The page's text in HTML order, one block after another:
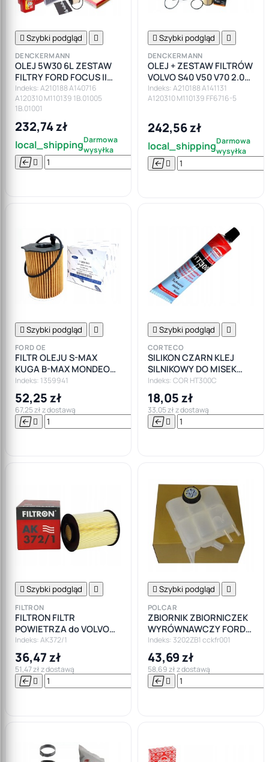
 Szybki podgląd 
DENCKERMANN
OLEJ 5W30 6L ZESTAW
FILTRY FORD FOCUS II
CMAX 2.0TDCI VOLVO
C30 S40 V50
Indeks: A210188 A140716
A120310 M110139 1B.01005
1B.01001
232,74 zł
local_shippingDarmowa
wysyłka
  

 Szybki podgląd 
DENCKERMANN
OLEJ + ZESTAW FILTRÓW
VOLVO S40 V50 V70 2.0D
136KM
Indeks: A210188 A141131
A120310 M110139 FF6716-5
242,56 zł
local_shippingDarmowa
wysyłka
 
 Szybki podgląd 
FORD OE
FILTR OLEJU S-MAX
KUGA B-MAX MONDEO
FOCUS 1.6 TDCI
Indeks: 1359941
52,25 zł
67,25 zł z dostawą
  

 Szybki podgląd 
CORTECO
SILIKON CZARN KLEJ
SILNIKOWY DO MISEK
CORTECO +300
Indeks: COR HT300C
18,05 zł
33,05 zł z dostawą
 
 Szybki podgląd 
FILTRON
FILTRON FILTR
POWIETRZA do VOLVO
V40 V50 C30 FORD
FOCUS II III MK2 MK3
TUBA
Indeks: AK372/1
36,47 zł
51,47 zł z dostawą
  

 Szybki podgląd 
POLCAR
ZBIORNIK ZBIORNICZEK
WYRÓWNAWCZY FORD
FOCUS II MK2
Indeks: 3202ZB1 cckfr001
43,69 zł
58,69 zł z dostawą
 